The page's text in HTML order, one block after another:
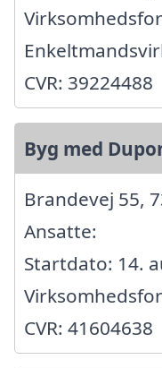
CVR: 39224488
Byg med
Brandevej 55,
Ansatte:
Startdato: 14.
CVR: 41604638